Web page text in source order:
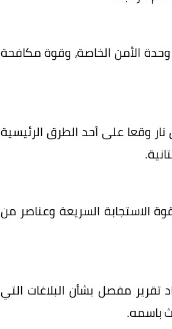
الأمن الخاصة، وقوة مكافحة
نار وقعا على أحد الطرق الرئيسية
الاستجابة السريعة وعناصر من
تقرير مفصل بشأن البلاغات التي
باسمه.